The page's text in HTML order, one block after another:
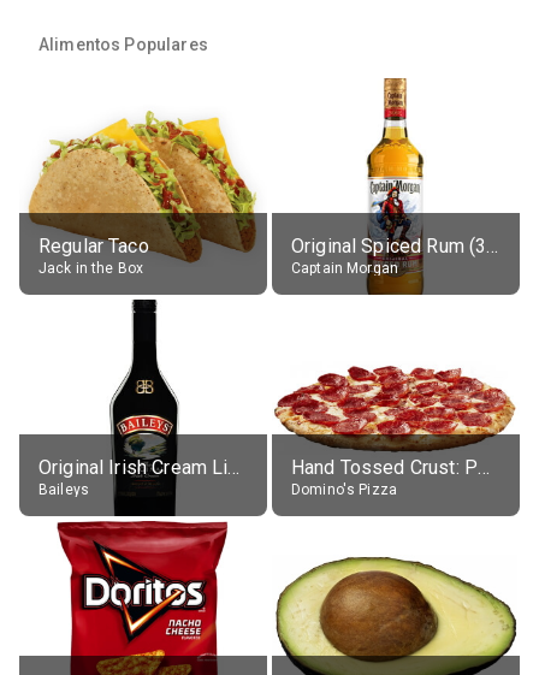
Alimentos Populares
Regular Taco
Jack in the Box
Original Spiced Rum (35% alc.)
Captain Morgan
Original Irish Cream Liqueur (17% alc.)
Baileys
Hand Tossed Crust: Pepperoni Pizza (Large 14")
Domino's Pizza